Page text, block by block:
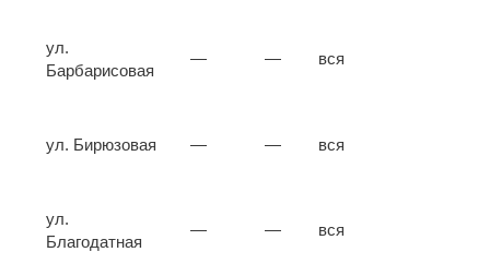
ул.
Барбарисовая
— — вся
ул. Бирюзовая — — вся
ул.
Благодатная
— — вся